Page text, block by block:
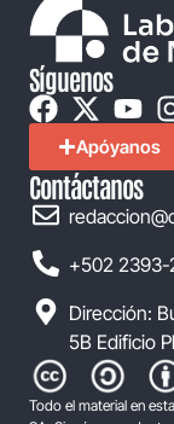
Síguenos
Apóyanos
Contáctanos
+502 2393-
Dirección:
5B Edificio
Todo el material en